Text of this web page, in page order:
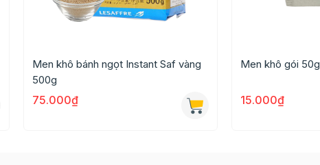
Men khô bánh ngọt Instant Saf vàng
500g
75.000₫
Men khô gói 50g
15.000₫